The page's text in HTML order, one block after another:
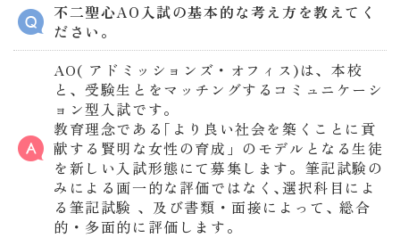
不二聖心AO入試の基本的な考え方を教えてく
ださい。
AO( アドミッションズ・オフィス)は、本校
と、受験生とをマッチングするコミュニケーシ
ョン型入試です。
教育理念である｢より良い社会を築くことに貢
献する賢明な女性の育成」のモデルとなる生徒
を新しい入試形態にて募集します。筆記試験の
みによる画一的な評価ではなく､選択科目によ
る筆記試験 、及び書類・面接によって､ 総合
的・多面的に評価します。